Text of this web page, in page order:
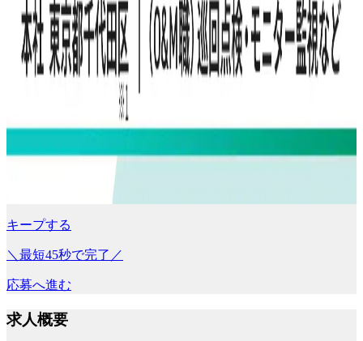
キープする
＼最短45秒で完了／
応募へ進む
求人概要